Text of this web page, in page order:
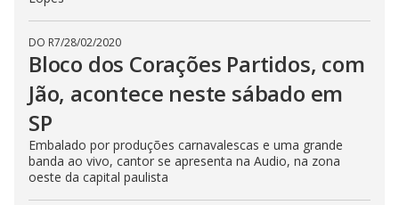
DO R7/28/02/2020
Bloco dos Corações Partidos, com
Jão, acontece neste sábado em
SP
Embalado por produções carnavalescas e uma grande
banda ao vivo, cantor se apresenta na Audio, na zona
oeste da capital paulista